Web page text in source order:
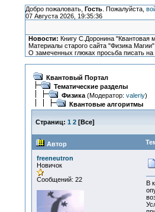
Добро пожаловать, Гость. Пожалуйста,
07 Августа 2026, 19:35:36
Новости: Книгу С.Доронина "Квантовая
Материалы старого сайта "Физика
О замеченных глюках просьба писать
Квантовый Портал
Тематические разделы
Физика(Модератор: valeriy)
Квантовые алгоритмы
Страниц: 1 2[Все]
Автор
freeneutron
Новичок
Сообщений: 22
В